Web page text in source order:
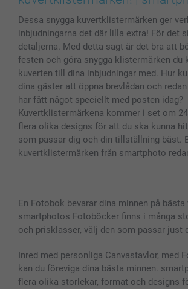
Fotoramar & Tillbehör
Presentkort
Alla fotoprodukter
Dessa snygga kuvertklistermärken ger
inbjudningarna det där lilla extra! För det
detaljerna. Med detta sagt är det bra att
festen och göra snygga klistermärken du
kuverten till dina inbjudningar med. Hur
dina gäster att öppna brevlådan och
har fått något speciellt med posten idag?
Kuvertklistermärkena kommer i set om
flera olika designs för att du ska kunna
som passar dig och din tillställning bäst.
kuvertklistermärken från smartphoto
En Fotobok bevarar dina minnen på bästa
smartphotos Fotoböcker finns i många
och prisklasser, välj den som passar just
Inred med personliga Canvastavlor, med
kan du föreviga dina bästa minnen.
flera olika storlekar, format och designs